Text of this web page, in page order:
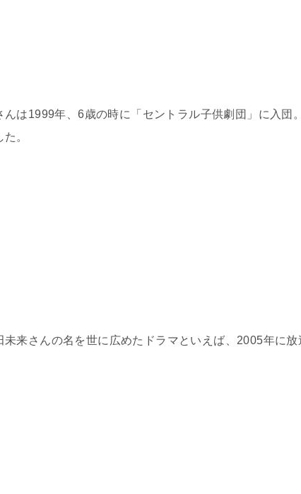
んは1999年、6歳の時に「セントラル子供劇団」に入団
。
未来さんの名を世に広めたドラマといえば、2005年に放